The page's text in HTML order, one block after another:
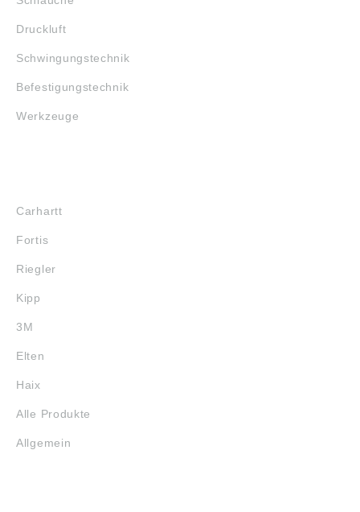
Druckluft
Schwingungstechnik
Befestigungstechnik
Werkzeuge
Carhartt
Fortis
Riegler
Kipp
3M
Elten
Haix
Alle Produkte
Allgemein